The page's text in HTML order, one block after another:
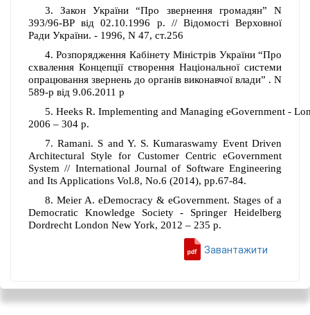
3. Закон України “Про звернення громадян” N
393/96-ВР від 02.10.1996 р. // Відомості Верховної
Ради України. - 1996, N 47, ст.256
4. Розпорядження Кабінету Міністрів України “Про
схвалення Концепції створення Національної системи
опрацювання звернень до органів виконавчої влади” . N
589-р від 9.06.2011 р
5. Heeks R. Implementing and Managing eGovernment-
2006 – 304 p.
7.Ramani. S and Y. S. Kumaraswamy Event Driven
Architectural Style for Customer Centric eGovernment
System // International Journal of Software Engineering
and Its Applications Vol.8, No.6 (2014), pp.67-84.
8. Meier A. eDemocracy & eGovernment. Stages of a
Democratic Knowledge Society - Springer Heidelberg
Dordrecht London New York, 2012 – 235 p.
Завантажити